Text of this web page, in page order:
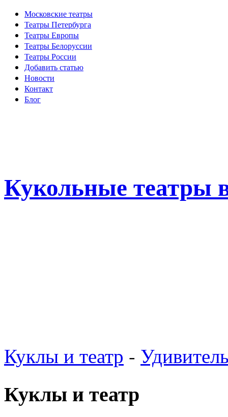
Московские театры
Театры Петербурга
Театры Европы
Театры Белоруссии
Театры России
Добавить статью
Новости
Контакт
Блог
Кукольные театры
Куклы и театр -
Куклы и театр